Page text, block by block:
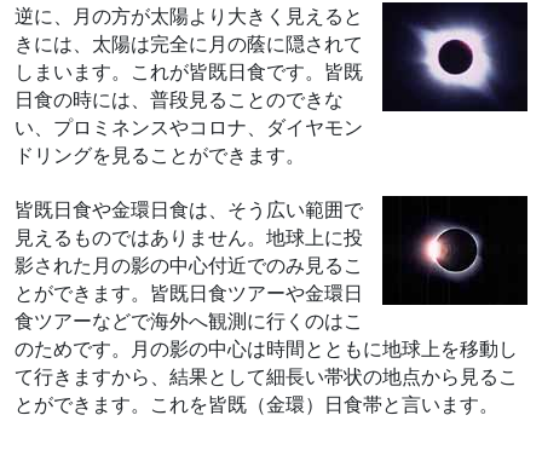
逆に、月の方が太陽より大きく見えると
きには、太陽は完全に月の蔭に隠されて
しまいます。これが皆既日食です。皆既
日食の時には、普段見ることのできな
い、プロミネンスやコロナ、ダイヤモン
ドリングを見ることができます。
皆既日食や金環日食は、そう広い範囲で
見えるものではありません。地球上に投
影された月の影の中心付近でのみ見るこ
とができます。皆既日食ツアーや金環日
食ツアーなどで海外へ観測に行くのはこ
のためです。月の影の中心は時間とともに地球上を移動し
て行きますから、結果として細長い帯状の地点から見るこ
とができます。これを皆既（金環）日食帯と言います。